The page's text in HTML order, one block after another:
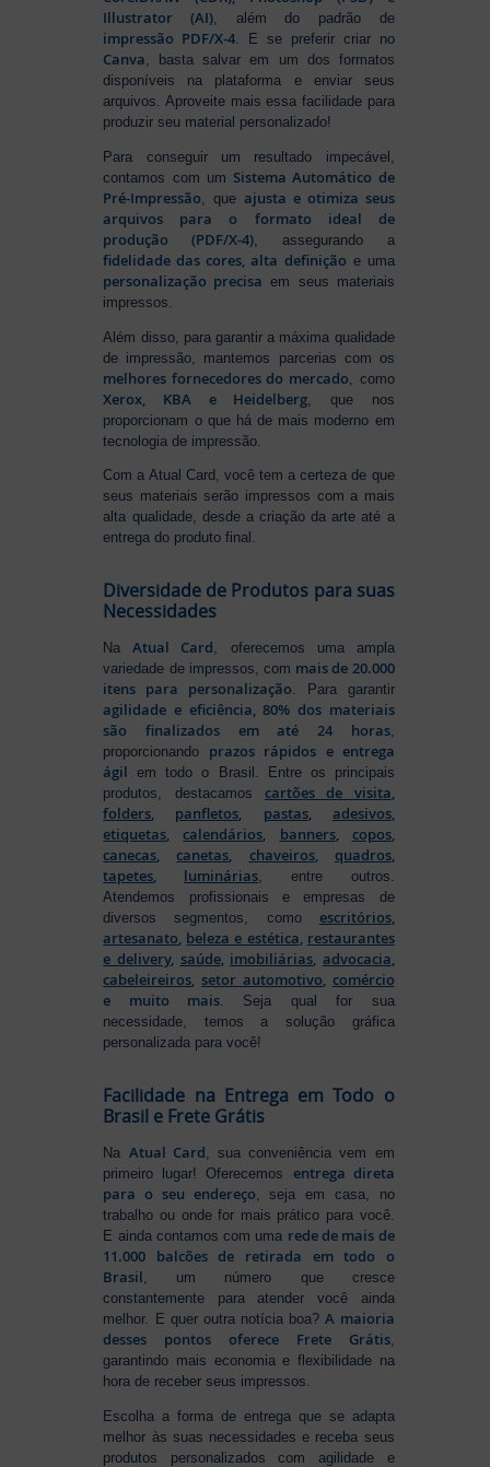
Illustrator (AI) , além do padrão de
impressão PDF/X-4 . E se preferir criar no
Canva , basta salvar em um dos formatos
disponíveis na plataforma e enviar seus
arquivos. Aproveite mais essa facilidade para
produzir seu material personalizado!
Para conseguir um resultado impecável,
contamos com um Sistema Automático de
Pré-Impressão , queajusta e otimiza seus
arquivos para o formato ideal de
produção (PDF/X-4) , assegurando a
fidelidade das cores, alta definição e uma
personalização precisa em seus materiais
impressos.
Além disso, para garantir a máxima qualidade
de impressão, mantemos parcerias com os
melhores fornecedores do mercado , como
Xerox, KBA e Heidelberg , que nos
proporcionam o que há de mais moderno em
tecnologia de impressão.
Com a Atual Card, você tem a certeza de que
seus materiais serão impressos com a mais
alta qualidade, desde a criação da arte até a
entrega do produto final.
Diversidade de Produtos para suas
Necessidades
NaAtual Card, oferecemos uma ampla
variedade de impressos, com mais de 20.000
itens para personalização. Para garantir
agilidade e eficiência, 80% dos materiais
são finalizados em até 24 horas,
proporcionando prazos rápidos e entrega
ágil em todo o Brasil. Entre os principais
produtos, destacamos cartões de visita,
folders, panfletos, pastas, adesivos,
etiquetas,calendários, banners, copos,
canecas,canetas, chaveiros, quadros,
tapetes, luminárias, entre outros.
Atendemos profissionais e empresas de
diversos segmentos, como escritórios,
artesanato, beleza e estética, restaurantes
e delivery, saúde, imobiliárias, advocacia,
cabeleireiros, setor automotivo, comércio
e muito mais. Seja qual for sua
necessidade, temos a solução gráfica
personalizada para você!
Facilidade na Entrega em Todo o
Brasil e Frete Grátis
Na Atual Card , sua conveniência vem em
primeiro lugar! Oferecemos entrega direta
para o seu endereço , seja em casa, no
trabalho ou onde for mais prático para você.
E ainda contamos com uma rede de mais de
11.000 balcões de retirada em todo o
Brasil , um número que cresce
constantemente para atender você ainda
melhor. E quer outra notícia boa?A maioria
desses pontos oferece Frete Grátis,
garantindo mais economia e flexibilidade na
hora de receber seus impressos.
Escolha a forma de entrega que se adapta
melhor às suas necessidades e receba seus
produtos personalizados com agilidade e